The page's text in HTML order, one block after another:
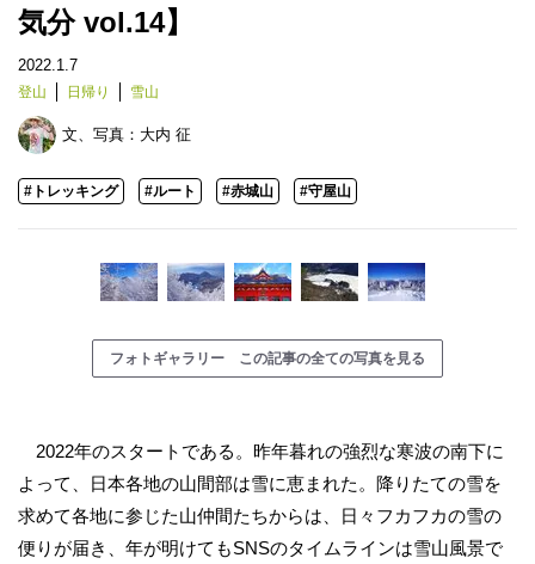
気分 vol.14】
2022.1.7
登山 日帰り 雪山
文、写真： 大内 征
#トレッキング #ルート #赤城山 #守屋山
フォトギャラリー この記事の全ての写真を見る
2022年のスタートである。昨年暮れの強烈な寒波の南下に
よって、日本各地の山間部は雪に恵まれた。降りたての雪を
求めて各地に参じた山仲間たちからは、日々フカフカの雪の
便りが届き、年が明けてもSNSのタイムラインは雪山風景で